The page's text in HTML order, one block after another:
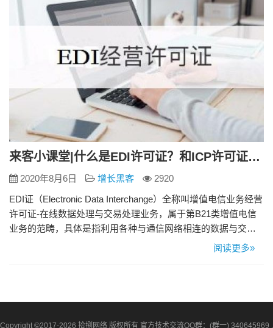
来客小课堂|什么是EDI许可证？和ICP许可证有什么区别？如何办理？
2020年8月6日 增长黑客
2920
EDI证（Electronic Data Interchange）全称叫增值电信业务经营
许可证-在线数据处理与交易处理业务，属于第B21类增值电信
业务的范畴，具体是指利用各种与通信网络相连的数据与交
易、事务处理应用平台，通过通信网络为用户提供在线数据处
阅读更多»
Copyright ©2017-2026 拾捌网络 版权所有 官方技术交流QQ群：(群一) 340645969 ,